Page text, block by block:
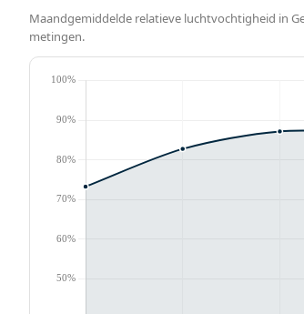
Maandgemiddelde relatieve luchtvochtigheid in
metingen.